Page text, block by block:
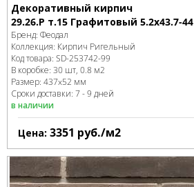
Декоративный кирпич
29.26.Р т.15 Графитовый 5.2x43.7-44
Бренд: Феодал
Коллекция: Кирпич Ригельный
Код товара: SD-253742-99
В коробке: 30 шт, 0.8 м2
Размер: 437x52 мм
Сроки доставки: 7 - 9 дней
в наличии
Цена: 3351 руб./м2